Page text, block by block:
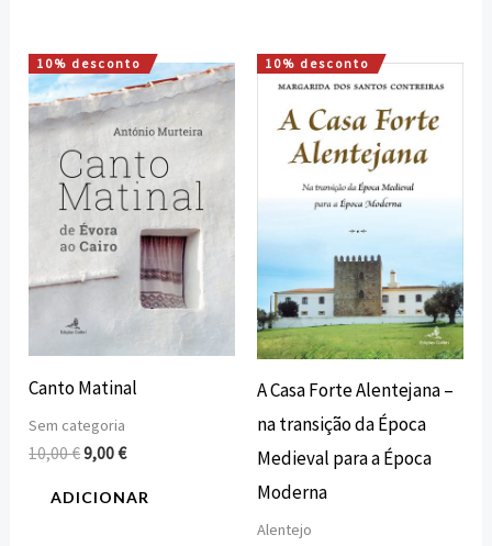
10% desconto
Canto Matinal
Sem categoria
10,00€
O
preço
original
era:
10,00 €.
9,00€
O
preço
atual
é:
9,00 €.
ADICIONAR
10% desconto
A Casa Forte Alentejana –
na transição da Época
Medieval para a Época
Moderna
Alentejo
O
preço
original
era:
16,00 €.
O
preço
atual
é:
14,40 €.